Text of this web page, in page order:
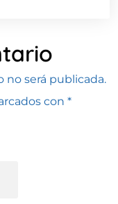
no será publicada.
con *